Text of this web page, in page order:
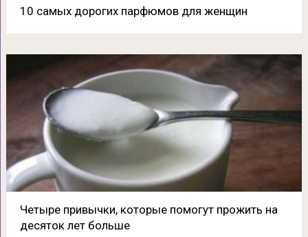
10 самых дорогих парфюмов для женщин
Четыре привычки, которые помогут прожить на
десяток лет больше